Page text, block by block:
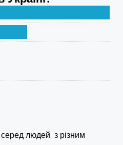
людей з різним